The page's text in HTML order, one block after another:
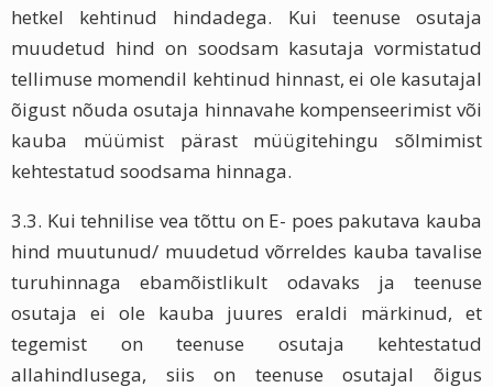
hetkel kehtinud hindadega. Kui teenuse osutaja
muudetud hind on soodsam kasutaja vormistatud
tellimuse momendil kehtinud hinnast, ei ole kasutajal
õigust nõuda osutaja hinnavahe kompenseerimist või
kauba müümist pärast müügitehingu sõlmimist
kehtestatud soodsama hinnaga.
3.3. Kui tehnilise vea tõttu on E- poes pakutava kauba
hind muutunud/ muudetud võrreldes kauba tavalise
turuhinnaga ebamõistlikult odavaks ja teenuse
osutaja ei ole kauba juures eraldi märkinud, et
tegemist on teenuse osutaja kehtestatud
allahindlusega, siis on teenuse osutajal õigus